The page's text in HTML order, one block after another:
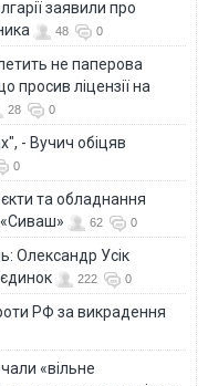
заявили про
48 0
не паперова
просив ліцензії на
28 0
- Вучич обіцяв
0
та обладнання
«Сиваш»
62 0
Олександр Усік
222 0
РФ за викрадення
«вільне